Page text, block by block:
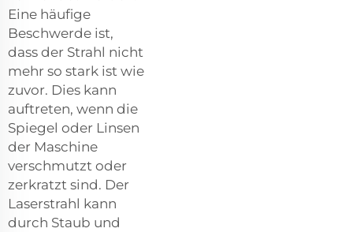
Eine häufige
Beschwerde ist,
dass der Strahl nicht
mehr so stark ist wie
zuvor. Dies kann
auftreten, wenn die
Spiegel oder Linsen
der Maschine
verschmutzt oder
zerkratzt sind. Der
Laserstrahl kann
durch Staub und